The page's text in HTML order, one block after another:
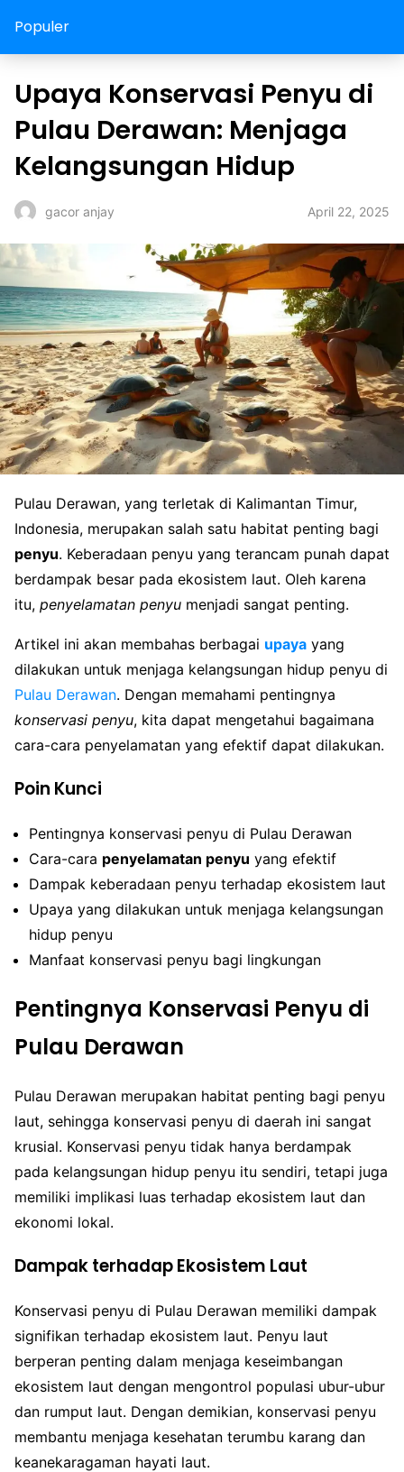
Populer
Upaya Konservasi Penyu di
Pulau Derawan: Menjaga
Kelangsungan Hidup
gacor anjay April 22, 2025
Pulau Derawan, yang terletak di Kalimantan Timur,
Indonesia, merupakan salah satu habitat penting bagi
penyu. Keberadaan penyu yang terancam punah dapat
berdampak besar pada ekosistem laut. Oleh karena
itu, penyelamatan penyu menjadi sangat penting.
Artikel ini akan membahas berbagai upaya yang
dilakukan untuk menjaga kelangsungan hidup penyu di
Pulau Derawan. Dengan memahami pentingnya
konservasi penyu, kita dapat mengetahui bagaimana
cara-cara penyelamatan yang efektif dapat dilakukan.
Poin Kunci
Pentingnya konservasi penyu di Pulau Derawan
Cara-cara penyelamatan penyu yang efektif
Dampak keberadaan penyu terhadap ekosistem laut
Upaya yang dilakukan untuk menjaga kelangsungan
hidup penyu
Manfaat konservasi penyu bagi lingkungan
Pentingnya Konservasi Penyu di
Pulau Derawan
Pulau Derawan merupakan habitat penting bagi penyu
laut, sehingga konservasi penyu di daerah ini sangat
krusial. Konservasi penyu tidak hanya berdampak
pada kelangsungan hidup penyu itu sendiri, tetapi juga
memiliki implikasi luas terhadap ekosistem laut dan
ekonomi lokal.
Dampak terhadap Ekosistem Laut
Konservasi penyu di Pulau Derawan memiliki dampak
signifikan terhadap ekosistem laut. Penyu laut
berperan penting dalam menjaga keseimbangan
ekosistem laut dengan mengontrol populasi ubur-ubur
dan rumput laut. Dengan demikian, konservasi penyu
membantu menjaga kesehatan terumbu karang dan
keanekaragaman hayati laut.